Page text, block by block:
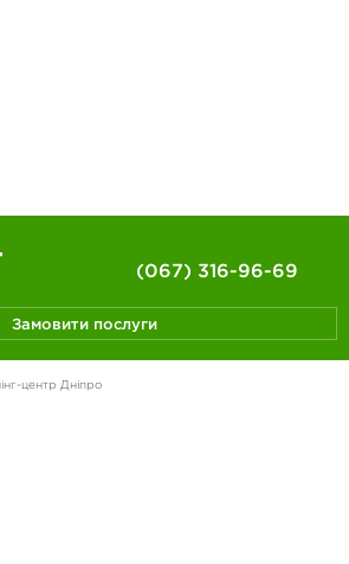
(067) 316-96-69
Замовити послуги
центр Дніпро